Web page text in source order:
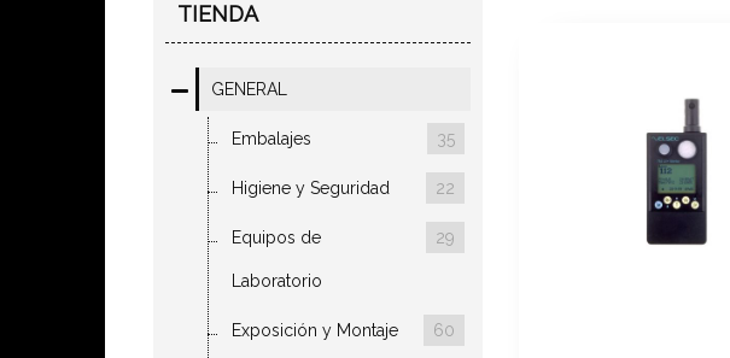
TIENDA
GENERAL
Embalajes 35
Higiene y Seguridad 22
Equipos de
Laboratorio
29
Exposición y Montaje 60